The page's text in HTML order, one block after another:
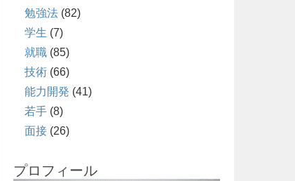
勉強法 (82)
学生 (7)
就職 (85)
技術 (66)
能力開発 (41)
若手 (8)
面接 (26)
プロフィール